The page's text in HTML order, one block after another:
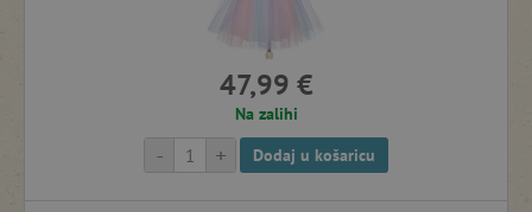
47,99 €
Na zalihi
+
- Dodaj u košaricu